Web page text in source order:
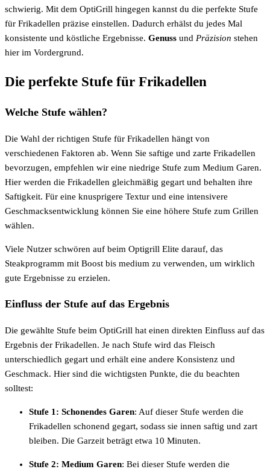
schwierig. Mit dem OptiGrill hingegen kannst du die perfekte Stufe
für Frikadellen präzise einstellen. Dadurch erhälst du jedes Mal
konsistente und köstliche Ergebnisse. Genuss und Präzision stehen
hier im Vordergrund.
Die perfekte Stufe für Frikadellen
Welche Stufe wählen?
Die Wahl der richtigen Stufe für Frikadellen hängt von
verschiedenen Faktoren ab. Wenn Sie saftige und zarte Frikadellen
bevorzugen, empfehlen wir eine niedrige Stufe zum Medium Garen.
Hier werden die Frikadellen gleichmäßig gegart und behalten ihre
Saftigkeit. Für eine knusprigere Textur und eine intensivere
Geschmacksentwicklung können Sie eine höhere Stufe zum Grillen
wählen.
Viele Nutzer schwören auf beim Optigrill Elite darauf, das
Steakprogramm mit Boost bis medium zu verwenden, um wirklich
gute Ergebnisse zu erzielen.
Einfluss der Stufe auf das Ergebnis
Die gewählte Stufe beim OptiGrill hat einen direkten Einfluss auf das
Ergebnis der Frikadellen. Je nach Stufe wird das Fleisch
unterschiedlich gegart und erhält eine andere Konsistenz und
Geschmack. Hier sind die wichtigsten Punkte, die du beachten
solltest:
Stufe 1: Schonendes Garen: Auf dieser Stufe werden die
Frikadellen schonend gegart, sodass sie innen saftig und zart
bleiben. Die Garzeit beträgt etwa 10 Minuten.
Stufe 2: Medium Garen: Bei dieser Stufe werden die